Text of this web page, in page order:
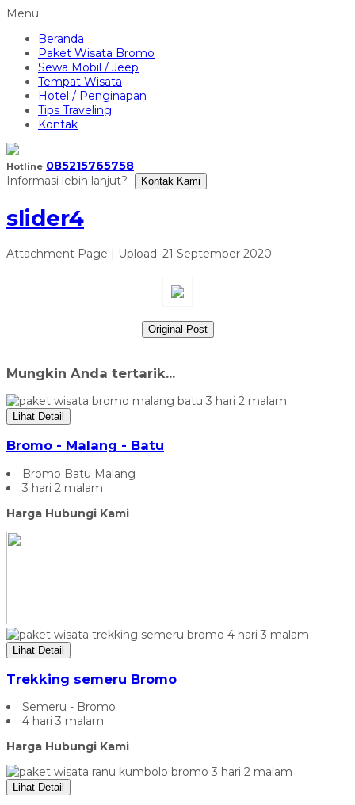
Menu
Beranda
Paket Wisata Bromo
Sewa Mobil / Jeep
Tempat Wisata
Hotel / Penginapan
Tips Traveling
Kontak
Hotline 085215765758
Informasi lebih lanjut?
Kontak Kami
slider4
Attachment Page | Upload: 21 September 2020
Original Post
Mungkin Anda tertarik...
Lihat Detail
Bromo - Malang - Batu
Bromo Batu Malang
3 hari 2 malam
Harga Hubungi Kami
Lihat Detail
Trekking semeru Bromo
Semeru - Bromo
4 hari 3 malam
Harga Hubungi Kami
Lihat Detail